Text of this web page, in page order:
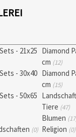
- 21x25 Diamond
cm (12)
- 30x40 Diamond
cm (15)
- 50x65
Tiere (47)
Blumen
(0) Religion (0)